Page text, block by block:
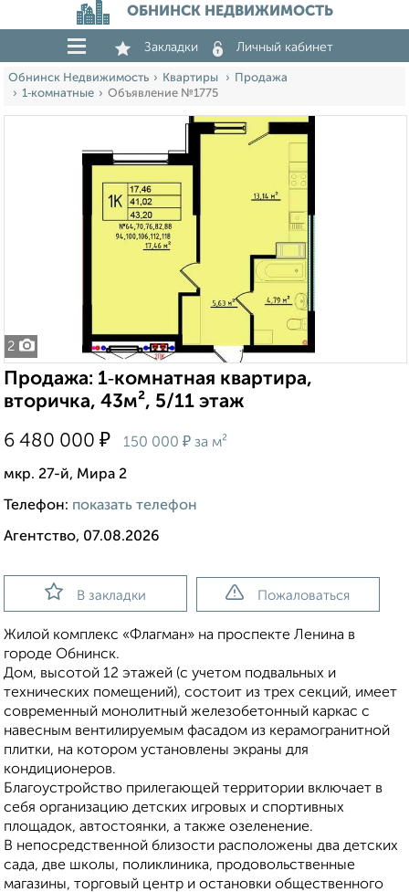
ОБНИНСК НЕДВИЖИМОСТЬ
Закладки Личный кабинет
Обнинск Недвижимость Квартиры
Продажа
1‑комнатные
Объявление №1775
2
Продажа: 1‑комнатная квартира,
вторичка, 43м², 5/11 этаж
6 480 000 ₽ 150 000 ₽ за м²
мкр. 27-й, Мира 2
Телефон: показать телефон
Агентство, 07.08.2026
В закладки Пожаловаться
Жилой комплекс «Флагман» на проспекте Ленина в
городе Обнинск.
Дом, высотой 12 этажей (с учетом подвальных и
технических помещений), состоит из трех секций, имеет
современный монолитный железобетонный каркас с
навесным вентилируемым фасадом из керамогранитной
плитки, на котором установлены экраны для
кондиционеров.
Благоустройство прилегающей территории включает в
себя организацию детских игровых и спортивных
площадок, автостоянки, а также озеленение.
В непосредственной близости расположены два детских
сада, две школы, поликлиника, продовольственные
магазины, торговый центр и остановки общественного